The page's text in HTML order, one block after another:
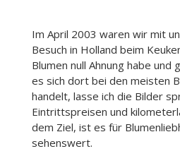
Im April 2003 waren wir mit
Besuch in Holland beim
Blumen null Ahnung habe und
es sich dort bei den meisten
handelt, lasse ich die Bilder
Eintrittspreisen und
dem Ziel, ist es für
sehenswert.